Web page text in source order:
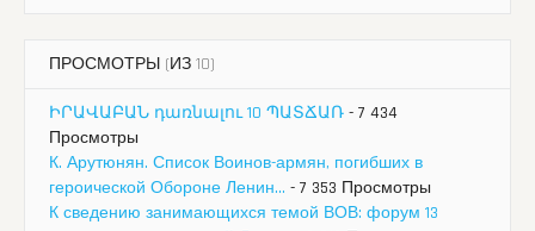
ПРОСМОТРЫ (ИЗ 10)
ԻՐԱՎԱԲԱՆ դառնալու 10 ՊԱՏՃԱՌ - 7 434
Просмотры
К. Арутюнян. Список Воинов-армян, погибших в
героической Обороне Ленин... - 7 353 Просмотры
К сведению занимающихся темой ВОВ: форум 13